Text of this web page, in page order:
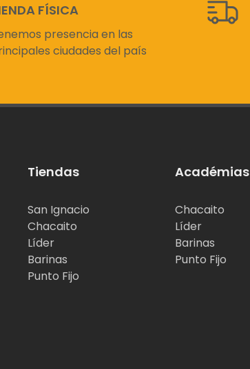
FÍSICA
presencia en las
ciudades del país
Tiendas
San Ignacio
Chacaito
Líder
Barinas
Punto Fijo
Académias
Chacaito
Líder
Barinas
Punto Fijo